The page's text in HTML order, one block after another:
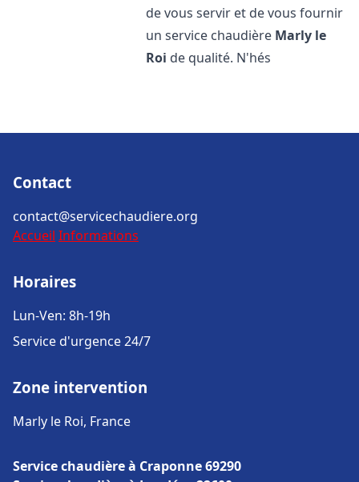
de vous servir et de vous fournir
un service chaudière Marly le
Roi de qualité. N'hés
Contact
contact@servicechaudiere.org
Accueil Informations
Horaires
Lun-Ven: 8h-19h
Service d'urgence 24/7
Zone intervention
Marly le Roi, France
Service chaudière à Craponne 69290